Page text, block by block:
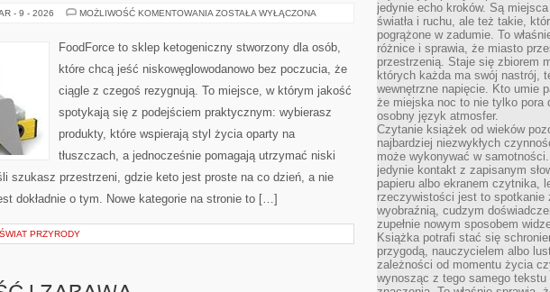
- 9 - 2026 MOŻLIWOŚĆ KOMENTOWANIA INSPIRACJE
SUKCESU
ZOSTAŁA WYŁĄCZONA
FoodForce to sklep ketogeniczny stworzony dla osób,
które chcą jeść niskowęglowodanowo bez poczucia, że
ciągle z czegoś rezygnują. To miejsce, w którym jakość
spotykają się z podejściem praktycznym: wybierasz
produkty, które wspierają styl życia oparty na
tłuszczach, a jednocześnie pomagają utrzymać niski
szukasz przestrzeni, gdzie keto jest proste na co dzień, a nie
dokładnie o tym. Nowe kategorie na stronie to […]
PRZYRODY
jedynie echo kroków. Są miejsca
światła i ruchu, ale też takie,
pogrążone w zadumie. To
różnice i sprawia, że miasto
przestrzenią. Staje się zbiorem
których każda ma swój nastrój,
wewnętrzne napięcie. Kto umie
że miejska noc to nie tylko pora
osobny język atmosfer.
Czytanie książek od wieków
najbardziej niezwykłych
może wykonywać w
jedynie kontakt z zapisanym
papieru albo ekranem czytnika,
rzeczywistości jest to spotkanie
wyobraźnią, cudzym
zupełnie nowym sposobem
Książka potrafi stać się
przygodą, nauczycielem albo
zależności od momentu życia
wynosząc z tego samego tekstu